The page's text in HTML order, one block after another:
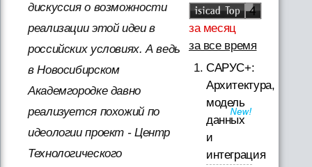
дискуссия о возможности
реализации этой идеи в
российских условиях. А ведь
в Новосибирском
Академгородке давно
реализуется похожий по
идеологии проект - Центр
Технологического
за месяц
за все время
САРУС+:
Архитектура,
модель
данных
и
интеграция